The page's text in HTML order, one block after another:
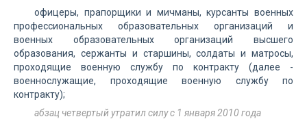
офицеры, прапорщики и мичманы, курсанты военных
профессиональных образовательных организаций и
военных образовательных организаций высшего
образования, сержанты и старшины, солдаты и матросы,
проходящие военную службу по контракту (далее -
военнослужащие, проходящие военную службу по
контракту);
абзац четвертый утратил силу с 1 января 2010 года